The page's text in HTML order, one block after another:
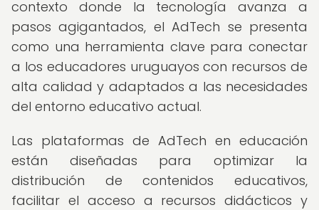
contexto donde la tecnología avanza a
pasos agigantados, el AdTech se presenta
como una herramienta clave para conectar
a los educadores uruguayos con recursos de
alta calidad y adaptados a las necesidades
del entorno educativo actual.
Las plataformas de AdTech en educación
están diseñadas para optimizar la
distribución de contenidos educativos,
facilitar el acceso a recursos didácticos y